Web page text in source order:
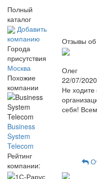
Полный
каталог
Добавить
компанию
Города
присутствия
Москва
Похожие
компании
Business
System
Telecom
Рейтинг
компании:
Отзывы
Олег
22/07/2020
Не ходите
себя!